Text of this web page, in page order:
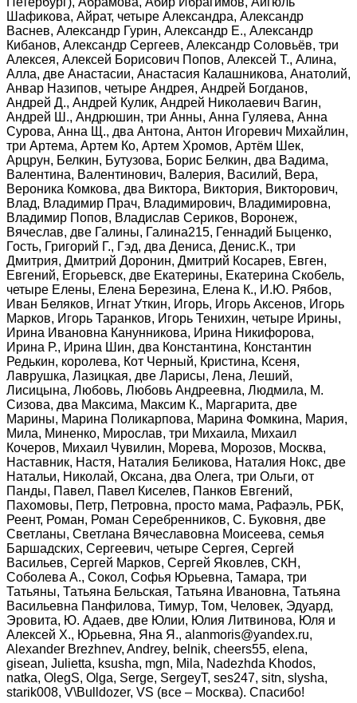
Шафикова, Айрат, четыре Александра, Александр
Васнев, Александр Гурин, Александр Е., Александр
Кибанов, Александр Сергеев, Александр Соловьёв, три
Алексея, Алексей Борисович Попов, Алексей Т., Алина,
Алла, две Анастасии, Анастасия Калашникова, Анатолий,
Анвар Назипов, четыре Андрея, Андрей Богданов,
Андрей Д., Андрей Кулик, Андрей Николаевич Вагин,
Андрей Ш., Андрюшин, три Анны, Анна Гуляева, Анна
Сурова, Анна Щ., два Антона, Антон Игоревич Михайлин,
три Артема, Артем Ко, Артем Хромов, Артём Шек,
Арцрун, Белкин, Бутузова, Борис Белкин, два Вадима,
Валентина, Валентинович, Валерия, Василий, Вера,
Вероника Комкова, два Виктора, Виктория, Викторович,
Влад, Владимир Прач, Владимирович, Владимировна,
Владимир Попов, Владислав Сериков, Воронеж,
Вячеслав, две Галины, Галина215, Геннадий Быценко,
Гость, Григорий Г., Гэд, два Дениса, Денис.К., три
Дмитрия, Дмитрий Доронин, Дмитрий Косарев, Евген,
Евгений, Егорьевск, две Екатерины, Екатерина Скобель,
четыре Елены, Елена Березина, Елена К., И.Ю. Рябов,
Иван Беляков, Игнат Уткин, Игорь, Игорь Аксенов, Игорь
Марков, Игорь Таранков, Игорь Тенихин, четыре Ирины,
Ирина Ивановна Канунникова, Ирина Никифорова,
Ирина Р., Ирина Шин, два Константина, Константин
Редькин, королева, Кот Черный, Кристина, Ксеня,
Лаврушка, Лазицкая, две Ларисы, Лена, Леший,
Лисицына, Любовь, Любовь Андреевна, Людмила, М.
Сизова, два Максима, Максим К., Маргарита, две
Марины, Марина Поликарпова, Марина Фомкина, Мария,
Мила, Миненко, Мирослав, три Михаила, Михаил
Кочеров, Михаил Чувилин, Морева, Морозов, Москва,
Наставник, Настя, Наталия Беликова, Наталия Нокс, две
Натальи, Николай, Оксана, два Олега, три Ольги, от
Панды, Павел, Павел Киселев, Панков Евгений,
Пахомовы, Петр, Петровна, просто мама, Рафаэль, РБК,
Реент, Роман, Роман Серебренников, С. Буковня, две
Светланы, Светлана Вячеславовна Моисеева, семья
Баршадских, Сергеевич, четыре Сергея, Сергей
Васильев, Сергей Марков, Сергей Яковлев, СКН,
Соболева А., Сокол, Софья Юрьевна, Тамара, три
Татьяны, Татьяна Бельская, Татьяна Ивановна, Татьяна
Васильевна Панфилова, Тимур, Том, Человек, Эдуард,
Эровита, Ю. Адаев, две Юлии, Юлия Литвинова, Юля и
Алексей Х., Юрьевна, Яна Я., alanmoris@yandex.ru,
Alexander Brezhnev, Andrey, belnik, cheers55, elena,
gisean, Julietta, ksusha, mgn, Mila, Nadezhda Khodos,
natka, OlegS, Olga, Serge, SergeyT, ses247, sitn, slysha,
starik008, V\Bulldozer, VS (все – Москва). Спасибо!